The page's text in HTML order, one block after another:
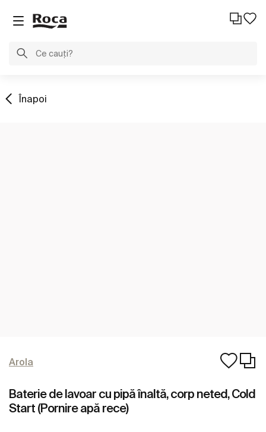
Înapoi
Arola
Baterie de lavoar cu pipă înaltă, corp neted, Cold
Start (Pornire apă rece)